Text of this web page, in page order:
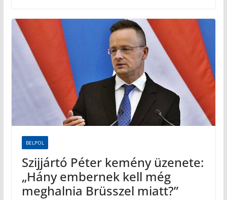
BELPOL
Szijjártó Péter kemény üzenete:
„Hány embernek kell még
meghalnia Brüsszel miatt?”